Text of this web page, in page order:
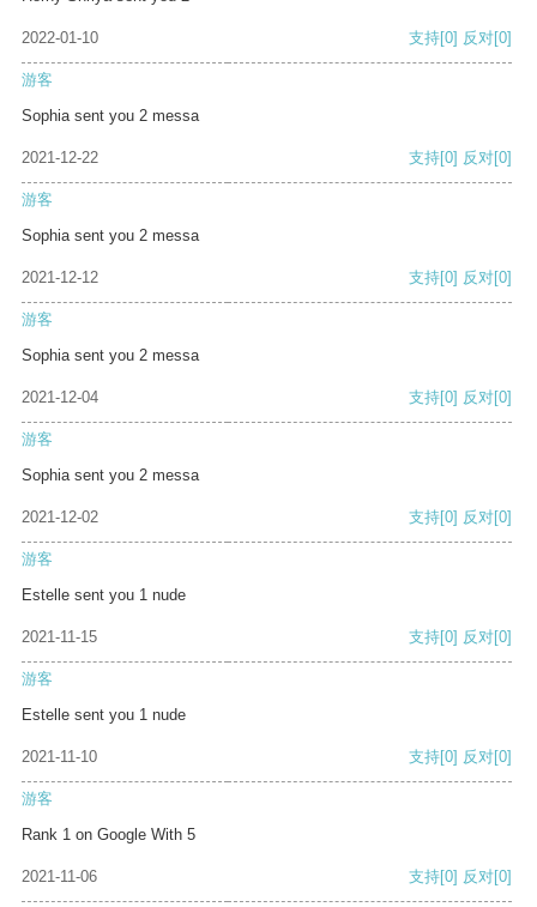
2022-01-10 支持[0] 反对[0]
游客
Sophia sent you 2 messa
2021-12-22 支持[0] 反对[0]
游客
Sophia sent you 2 messa
2021-12-12 支持[0] 反对[0]
游客
Sophia sent you 2 messa
2021-12-04 支持[0] 反对[0]
游客
Sophia sent you 2 messa
2021-12-02 支持[0] 反对[0]
游客
Estelle sent you 1 nude
2021-11-15 支持[0] 反对[0]
游客
Estelle sent you 1 nude
2021-11-10 支持[0] 反对[0]
游客
Rank 1 on Google With 5
2021-11-06 支持[0] 反对[0]